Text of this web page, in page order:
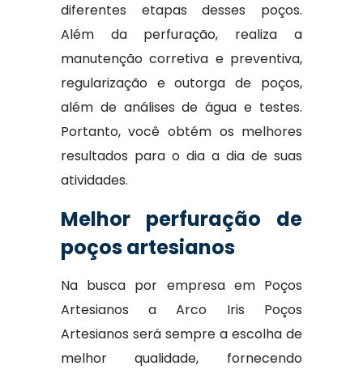
diferentes etapas desses poços.
Além da perfuração, realiza a
manutenção corretiva e preventiva,
regularização e outorga de poços,
além de análises de água e testes.
Portanto, você obtém os melhores
resultados para o dia a dia de suas
atividades.
Melhor perfuração de
poços artesianos
Na busca por empresa em Poços
Artesianos a Arco Iris Poços
Artesianos será sempre a escolha de
melhor qualidade, fornecendo